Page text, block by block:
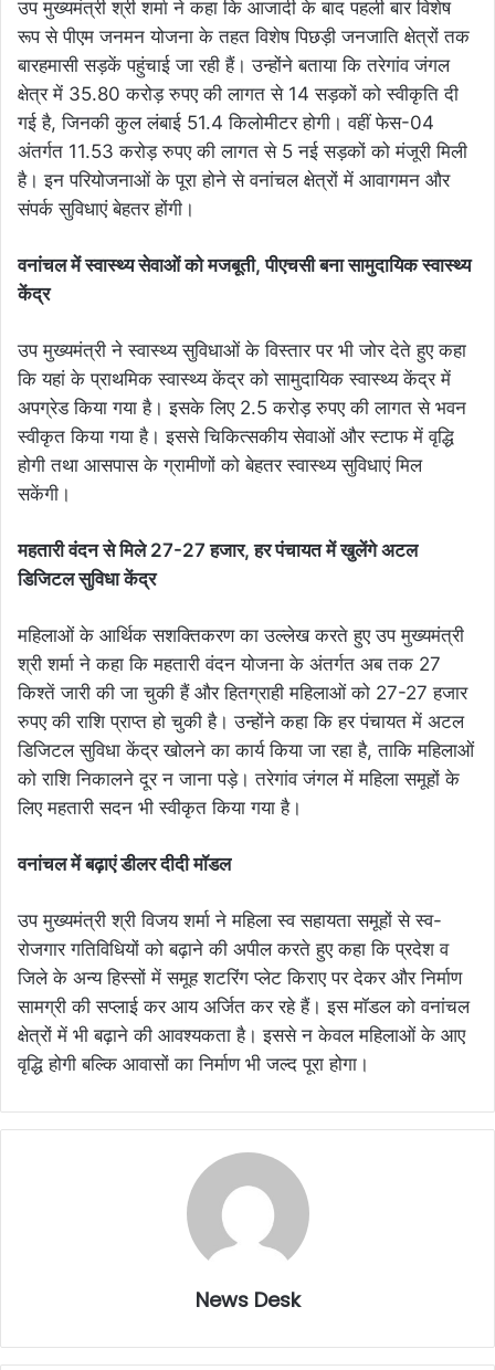
उप मुख्यमंत्री श्री शर्मा ने कहा कि आजादी के बाद पहली बार विशेष
रूप से पीएम जनमन योजना के तहत विशेष पिछड़ी जनजाति क्षेत्रों तक
बारहमासी सड़कें पहुंचाई जा रही हैं। उन्होंने बताया कि तरेगांव जंगल
क्षेत्र में 35.80 करोड़ रुपए की लागत से 14 सड़कों को स्वीकृति दी
गई है, जिनकी कुल लंबाई 51.4 किलोमीटर होगी। वहीं फेस-04
अंतर्गत 11.53 करोड़ रुपए की लागत से 5 नई सड़कों को मंजूरी मिली
है। इन परियोजनाओं के पूरा होने से वनांचल क्षेत्रों में आवागमन और
संपर्क सुविधाएं बेहतर होंगी।
वनांचल में स्वास्थ्य सेवाओं को मजबूती, पीएचसी बना सामुदायिक स्वास्थ्य
केंद्र
उप मुख्यमंत्री ने स्वास्थ्य सुविधाओं के विस्तार पर भी जोर देते हुए कहा
कि यहां के प्राथमिक स्वास्थ्य केंद्र को सामुदायिक स्वास्थ्य केंद्र में
अपग्रेड किया गया है। इसके लिए 2.5 करोड़ रुपए की लागत से भवन
स्वीकृत किया गया है। इससे चिकित्सकीय सेवाओं और स्टाफ में वृद्धि
होगी तथा आसपास के ग्रामीणों को बेहतर स्वास्थ्य सुविधाएं मिल
सकेंगी।
महतारी वंदन से मिले 27-27 हजार, हर पंचायत में खुलेंगे अटल
डिजिटल सुविधा केंद्र
महिलाओं के आर्थिक सशक्तिकरण का उल्लेख करते हुए उप मुख्यमंत्री
श्री शर्मा ने कहा कि महतारी वंदन योजना के अंतर्गत अब तक 27
किश्तें जारी की जा चुकी हैं और हितग्राही महिलाओं को 27-27 हजार
रुपए की राशि प्राप्त हो चुकी है। उन्होंने कहा कि हर पंचायत में अटल
डिजिटल सुविधा केंद्र खोलने का कार्य किया जा रहा है, ताकि महिलाओं
को राशि निकालने दूर न जाना पड़े। तरेगांव जंगल में महिला समूहों के
लिए महतारी सदन भी स्वीकृत किया गया है।
वनांचल में बढ़ाएं डीलर दीदी मॉडल
उप मुख्यमंत्री श्री विजय शर्मा ने महिला स्व सहायता समूहों से स्व-
रोजगार गतिविधियों को बढ़ाने की अपील करते हुए कहा कि प्रदेश व
जिले के अन्य हिस्सों में समूह शटरिंग प्लेट किराए पर देकर और निर्माण
सामग्री की सप्लाई कर आय अर्जित कर रहे हैं। इस मॉडल को वनांचल
क्षेत्रों में भी बढ़ाने की आवश्यकता है। इससे न केवल महिलाओं के आए
वृद्धि होगी बल्कि आवासों का निर्माण भी जल्द पूरा होगा।
News Desk